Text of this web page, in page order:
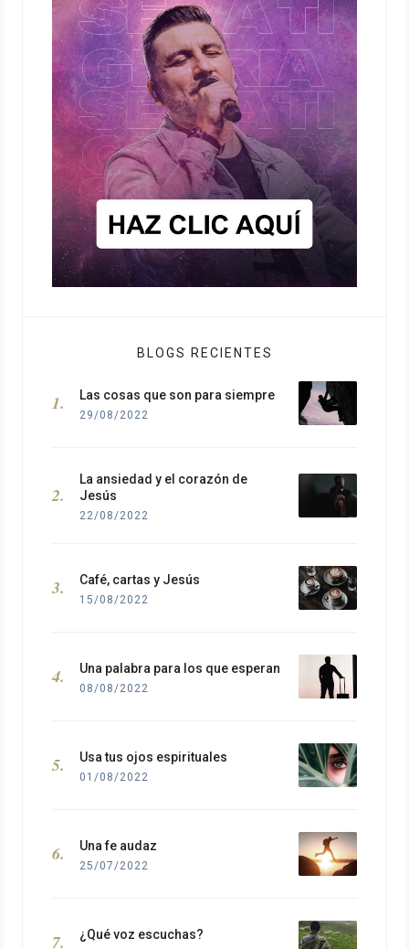
BLOGS RECIENTES
Las cosas que son para siempre
29/08/2022
La ansiedad y el corazón de
Jesús
22/08/2022
Café, cartas y Jesús
15/08/2022
Una palabra para los que esperan
08/08/2022
Usa tus ojos espirituales
01/08/2022
Una fe audaz
25/07/2022
¿Qué voz escuchas?